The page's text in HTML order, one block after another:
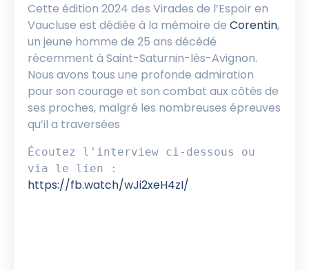
Cette édition 2024 des Virades de l’Espoir en
Vaucluse est dédiée à la mémoire de Corentin,
un jeune homme de 25 ans décédé
récemment à Saint-Saturnin-lès-Avignon.
Nous avons tous une profonde admiration
pour son courage et son combat aux côtés de
ses proches, malgré les nombreuses épreuves
qu’il a traversées
Écoutez l'interview ci-dessous ou
https://fb.watch/wJi2xeH4zI/